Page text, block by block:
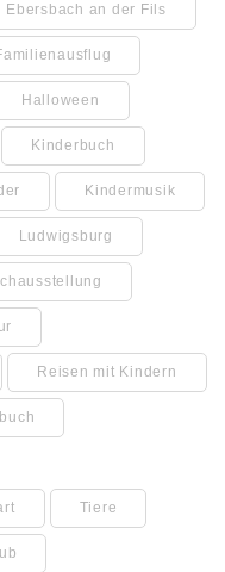
Ebersbach an der Fils
Halloween
Kinderbuch
Kindermusik
Ludwigsburg
Reisen mit Kindern
Tiere